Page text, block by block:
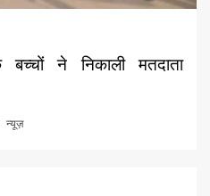
ने निकाली मतदाता
न्यूज़